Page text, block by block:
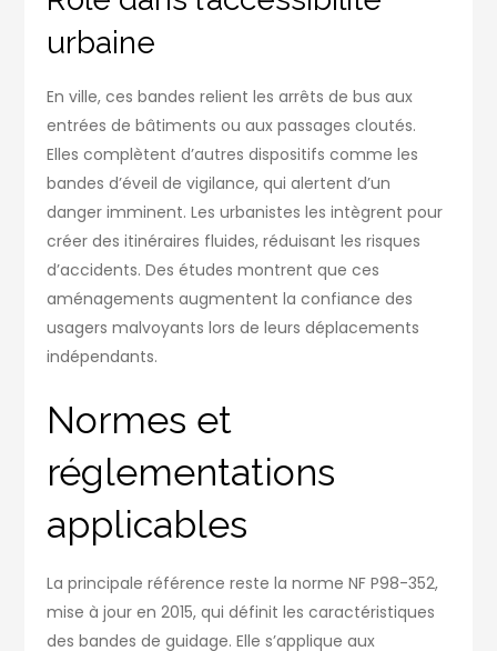
urbaine
En ville, ces bandes relient les arrêts de bus aux
entrées de bâtiments ou aux passages cloutés.
Elles complètent d’autres dispositifs comme les
bandes d’éveil de vigilance, qui alertent d’un
danger imminent. Les urbanistes les intègrent pour
créer des itinéraires fluides, réduisant les risques
d’accidents. Des études montrent que ces
aménagements augmentent la confiance des
usagers malvoyants lors de leurs déplacements
indépendants.
Normes et
réglementations
applicables
La principale référence reste la norme NF P98-352,
mise à jour en 2015, qui définit les caractéristiques
des bandes de guidage. Elle s’applique aux